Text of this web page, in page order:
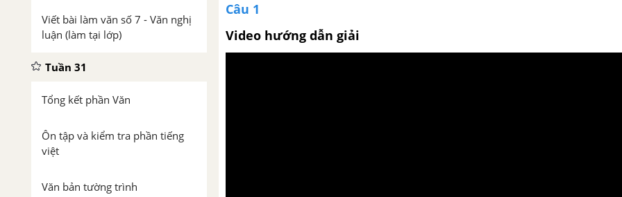
Viết bài làm văn số 7 - Văn nghị
luận (làm tại lớp)
Tuần 31
Tổng kết phần Văn
Ôn tập và kiểm tra phần tiếng
việt
Văn bản tường trình
Câu 1
Video hướng dẫn giải